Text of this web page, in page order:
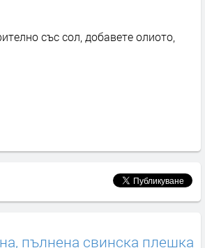
със сол, добавете олиото,
пълнена свинска плешка